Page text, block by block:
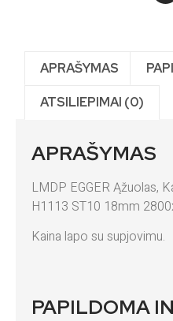
APRAŠYMAS
ATSILIEPIMAI (0)
APRAŠYMAS
LMDP EGGER Ąžuolas,
H1113 ST10 18mm
Kaina lapo su supjovimu.
PAPILDOMA